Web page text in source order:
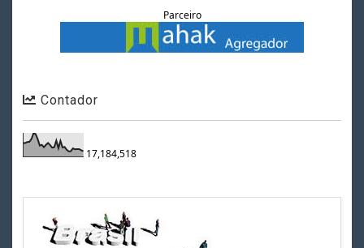
Parceiro
Contador
17,184,518